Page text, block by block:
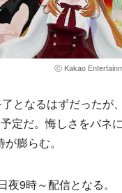
ⓒ Kakao
となるはずだったが
定だ。悔しさをバネ
膨らむ。
9時～配信となる。